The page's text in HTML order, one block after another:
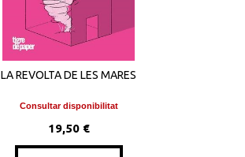
LA REVOLTA DE LES MARES
Consultar disponibilitat
19,50 €